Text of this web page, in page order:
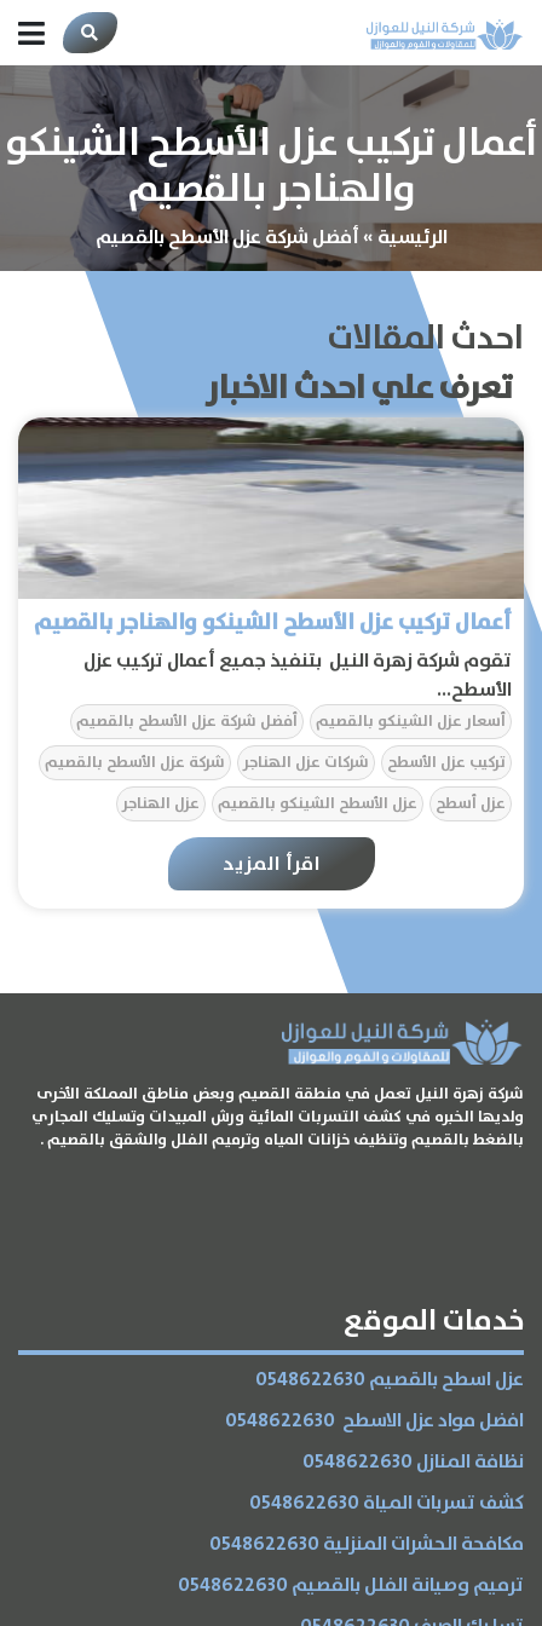
أعمال تركيب عزل الأسطح الشينكو
والهناجر بالقصيم
الرئيسية»أفضل شركة عزل الأسطح بالقصيم
احدث المقالات
تعرف علي احدث الاخبار
أعمال تركيب عزل الأسطح الشينكو والهناجر بالقصيم
تقوم شركة زهرة النيل بتنفيذ جميع أعمال تركيب عزل
الأسطح...
أسعار عزل الشينكو بالقصيم
أفضل شركة عزل الأسطح بالقصيم
تركيب عزل الأسطح
شركات عزل الهناجر
شركة عزل الأسطح بالقصيم
عزل أسطح
عزل الأسطح الشينكو بالقصيم عزل الهناجر
اقرأ المزيد
شركة زهرة النيل تعمل في منطقة القصيم وبعض مناطق المملكة الأخرى
ولديها الخبره في كشف التسربات المائية ورش المبيدات وتسليك المجاري
بالضغط بالقصيم وتنظيف خزانات المياه وترميم الفلل والشقق بالقصيم .
خدمات الموقع
عزل اسطح بالقصيم 0548622630
افضل مواد عزل الاسطح 0548622630
نظافة المنازل 0548622630
كشف تسربات المياة 0548622630
مكافحة الحشرات المنزلية 0548622630
ترميم وصيانة الفلل بالقصيم 0548622630
الرئيسية
تواصل معنا
المقالات
الخدمات